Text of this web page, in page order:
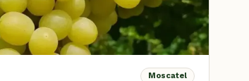
Moscatel